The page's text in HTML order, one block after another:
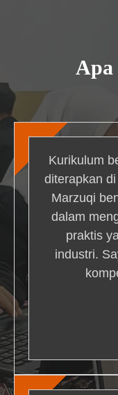
Apa
Kurikulum
diterapkan
Marzuqi
dalam
praktis
industri.